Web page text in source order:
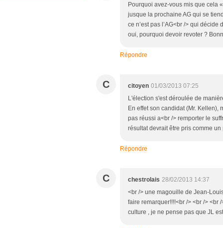
Pourquoi avez-vous mis que cela
jusque la prochaine AG qui se
ce n’est pas l’AG<br /> qui
oui, pourquoi devoir revoter ?
Répondre
C citoyen 01/03/2013 07:25
L'élection s'est déroulée de
En effet son candidat (Mr.
pas réussi a<br /> remporter le
résultat devrait être pris comme
Répondre
C chestrolais 28/02/2013 14:37
<br /> une magouille de Jean-
faire remarquer!!!!<br /> <br /> <br
culture , je ne pense pas que JL